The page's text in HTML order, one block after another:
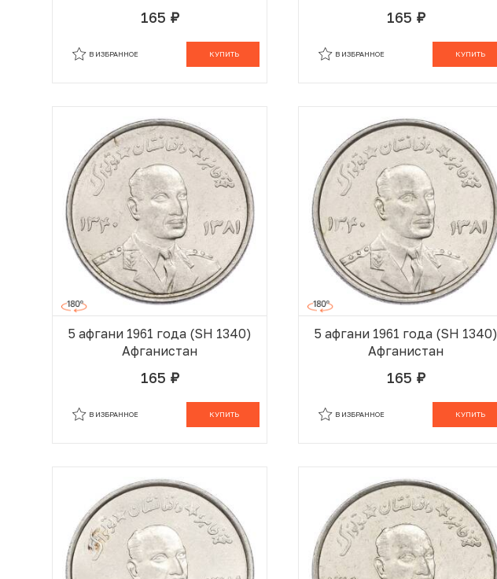
165 руб.
КУПИТЬ
В ИЗБРАННОЕ
165 руб.
КУПИТЬ
В ИЗБРАННОЕ
5 афгани 1961 года (SH 1340)
Афганистан
165 руб.
КУПИТЬ
В ИЗБРАННОЕ
5 афгани 1961 года (SH 1340)
Афганистан
165 руб.
КУПИТЬ
В ИЗБРАННОЕ